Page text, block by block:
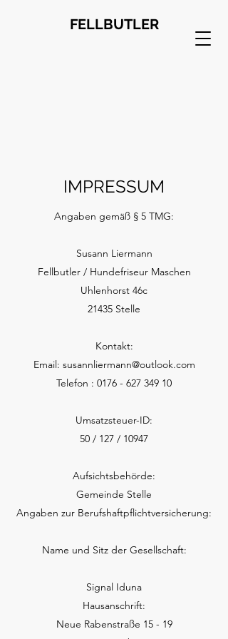
FELLBUTLER
IMPRESSUM
Angaben gemäß § 5 TMG:
Susann Liermann
Fellbutler / Hundefriseur Maschen
Uhlenhorst 46c
21435 Stelle
Kontakt:
Email: susannliermann@outlook.com
Telefon : 0176 - 627 349 10
Umsatzsteuer-ID:
50 / 127 / 10947
Aufsichtsbehörde:
Gemeinde Stelle
Angaben zur Berufshaftpflichtversicherung:
Name und Sitz der Gesellschaft:
Signal Iduna
Hausanschrift:
Neue Rabenstraße 15 - 19